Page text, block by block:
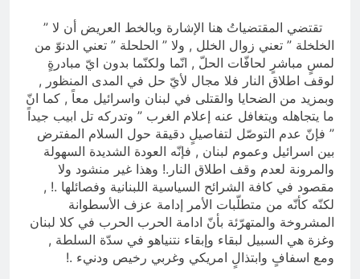
تقتضي المقتضياتُ هنا الإشارة وبالخط العريض أن لا ”
الخلخلة ” تعني زوال الخلل , ولا ” الحلحلة ” تعني الدنوّ من
لمسٍ مباشرٍ لحافّات الحلّ , انّما ولكنّما بدون ايّ مبادرةٍ
لوقف اطلاق النار فلا مجال لأيّ حل في المدى المنظور ,
وبمزيد من الضحايا والقتلى في لبنان واسرائيل معاً , كما انّ
ما يتجاهله ويتغافل عنه إعلام الغرب ” وتدركه تل ابيب جيداً
” فإنّ عدم التوصّل لتفاصيلٍ دقيقة حول السلام المفترض
بين اسرائيل وعموم لبنان , فإنّه العودة الشديدة السهولة
والمرونة لعدم وقف اطلاق النار.! وهذا غير منشود ولا
مقصود في كافة الشرائح السياسية اللبنانية وفصائلها .! ,
لكنّه كأنّه من متطلّبات الأمر إدامة عزف الأسطوانة
المشروخة والمتهرّئة بأنّ ادامة الحرب الحرب في كلا لبنان
وغزة هي السبيل لبقاء وإبقاء نتنياهو في سدّة السلطة ,
ومع اسفافٍ وابتذالٍ امريكي وغربي رخيص ودنيء .!